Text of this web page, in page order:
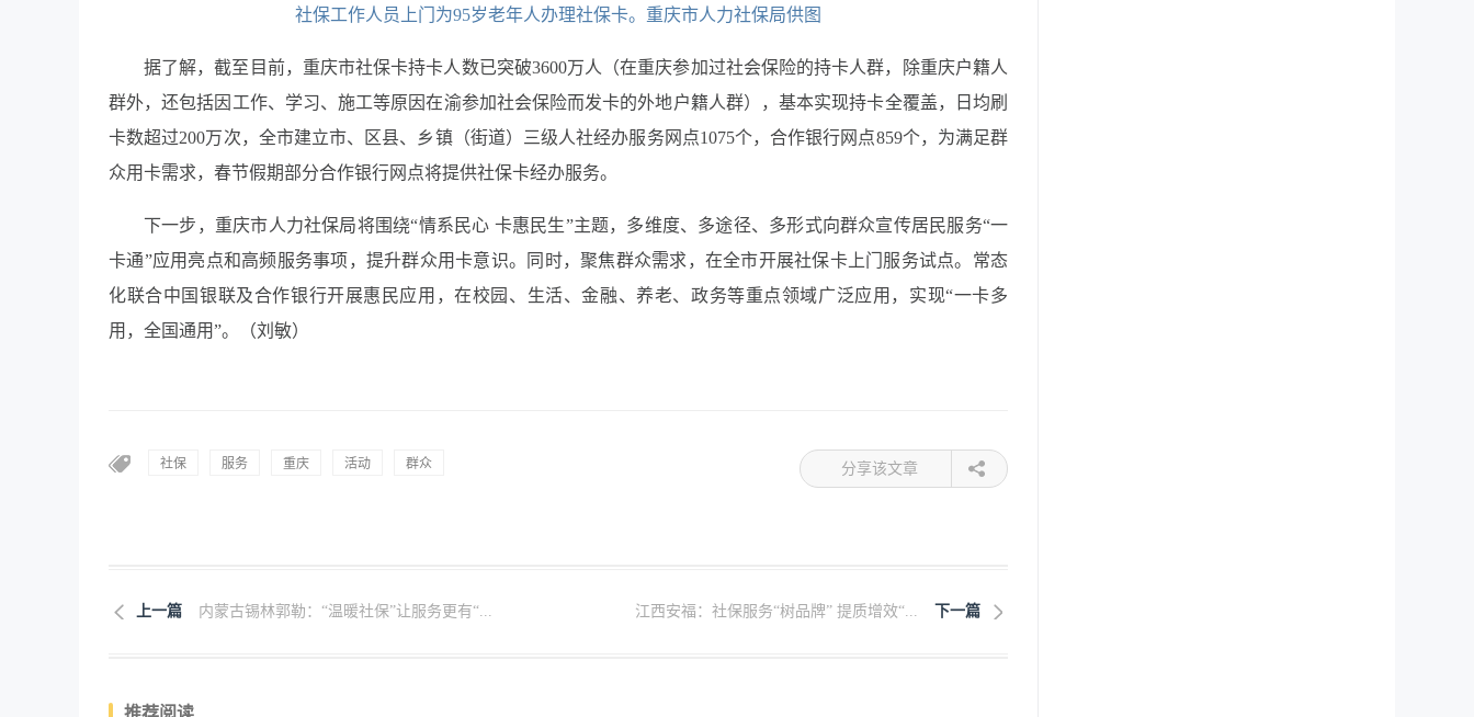
社保工作人员上门为95岁老年人办理社保卡。重庆市人力社保局供图
据了解，截至目前，重庆市社保卡持卡人数已突破3600万人（在重庆参加过社会保险的持卡人群，除重庆户籍人
群外，还包括因工作、学习、施工等原因在渝参加社会保险而发卡的外地户籍人群），基本实现持卡全覆盖，日均刷
卡数超过200万次，全市建立市、区县、乡镇（街道）三级人社经办服务网点1075个，合作银行网点859个，为满足群
众用卡需求，春节假期部分合作银行网点将提供社保卡经办服务。
下一步，重庆市人力社保局将围绕“情系民心 卡惠民生”主题，多维度、多途径、多形式向群众宣传居民服务“一
卡通”应用亮点和高频服务事项，提升群众用卡意识。同时，聚焦群众需求，在全市开展社保卡上门服务试点。常态
化联合中国银联及合作银行开展惠民应用，在校园、生活、金融、养老、政务等重点领域广泛应用，实现“一卡多
用，全国通用”。（刘敏）
社保 服务 重庆 活动 群众 分享该文章
上一篇 内蒙古锡林郭勒：“温暖社保”让服务更有“... 下一篇
江西安福：社保服务“树品牌” 提质增效“...
推荐阅读